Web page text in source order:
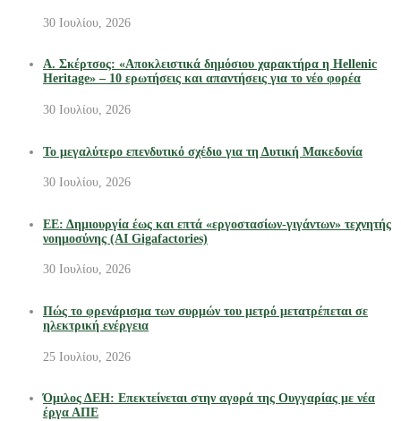
30 Ιουλίου, 2026
Α. Σκέρτσος: «Αποκλειστικά δημόσιου χαρακτήρα η Hellenic
Heritage» – 10 ερωτήσεις και απαντήσεις για το νέο φορέα
30 Ιουλίου, 2026
Το μεγαλύτερο επενδυτικό σχέδιο για τη Δυτική Μακεδονία
30 Ιουλίου, 2026
ΕΕ: Δημιουργία έως και επτά «εργοστασίων-γιγάντων» τεχνητής
νοημοσύνης (AI Gigafactories)
30 Ιουλίου, 2026
Πώς το φρενάρισμα των συρμών του μετρό μετατρέπεται σε
ηλεκτρική ενέργεια
25 Ιουλίου, 2026
Όμιλος ΔΕΗ: Επεκτείνεται στην αγορά της Ουγγαρίας με νέα
έργα ΑΠΕ